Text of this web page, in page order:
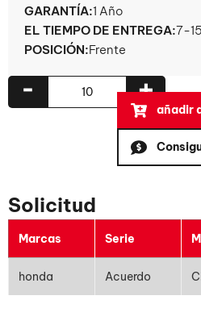
GARANTÍA:1 Año
EL TIEMPO DE ENTREGA:7-
POSICIÓN:Frente
+
-
añadir
Solicitud
Marcas Serie
honda Acuerdo